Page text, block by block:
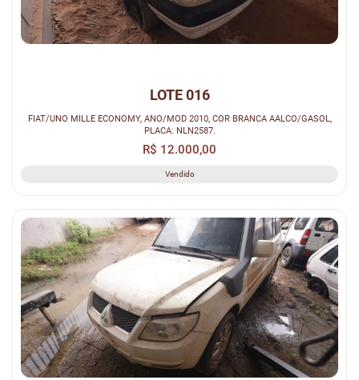
LOTE 016
FIAT/UNO MILLE ECONOMY, ANO/MOD 2010, COR BRANCA AALCO/GASOL,
PLACA: NLN2587.
R$ 12.000,00
Vendido